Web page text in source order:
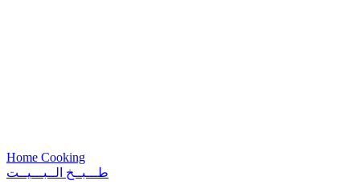
Home Cooking
طـــبــخ الــبـــيــت